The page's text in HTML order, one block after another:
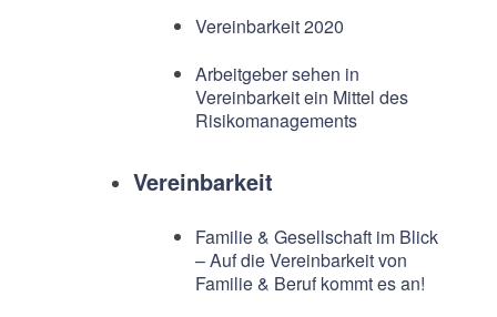
Vereinbarkeit 2020
Arbeitgeber sehen in
Vereinbarkeit ein Mittel des
Risikomanagements
Vereinbarkeit
Familie & Gesellschaft im Blick
– Auf die Vereinbarkeit von
Familie & Beruf kommt es an!